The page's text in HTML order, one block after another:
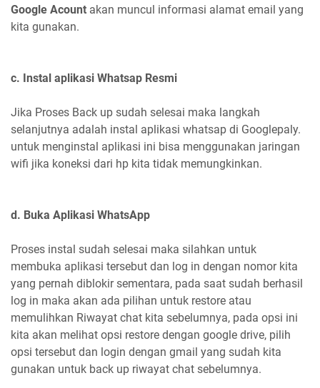
Google Acount akan muncul informasi alamat email yang
kita gunakan.
c. Instal aplikasi Whatsap Resmi
Jika Proses Back up sudah selesai maka langkah
selanjutnya adalah instal aplikasi whatsap di Googlepaly.
untuk menginstal aplikasi ini bisa menggunakan jaringan
wifi jika koneksi dari hp kita tidak memungkinkan.
d. Buka Aplikasi WhatsApp
Proses instal sudah selesai maka silahkan untuk
membuka aplikasi tersebut dan log in dengan nomor kita
yang pernah diblokir sementara, pada saat sudah berhasil
log in maka akan ada pilihan untuk restore atau
memulihkan Riwayat chat kita sebelumnya, pada opsi ini
kita akan melihat opsi restore dengan google drive, pilih
opsi tersebut dan login dengan gmail yang sudah kita
gunakan untuk back up riwayat chat sebelumnya.